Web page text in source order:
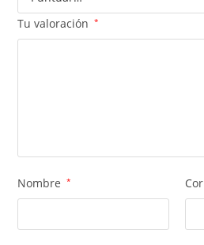
Tu valoración *
Nombre *